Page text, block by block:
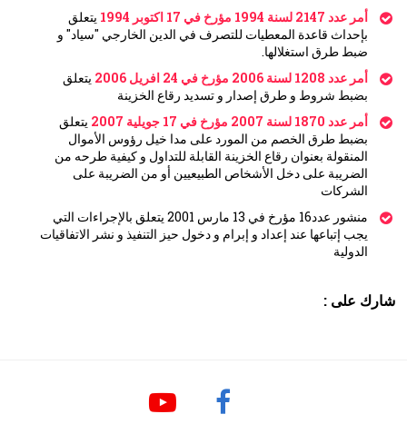
أمر عدد 2147 لسنة 1994 مؤرخ في 17 اكتوبر 1994
يتعلق
بإحداث قاعدة المعطيات للتصرف في الدين الخارجي "سياد" و
ضبط طرق استغلالها.
أمر عدد 1208 لسنة 2006 مؤرخ في 24 افريل 2006
يتعلق
بضبط شروط و طرق إصدار و تسديد رقاع الخزينة
أمر عدد 1870 لسنة 2007 مؤرخ في 17 جويلية 2007
يتعلق
بضبط طرق الخصم من المورد على مدا خيل رؤوس الأموال
المنقولة بعنوان رقاع الخزينة القابلة للتداول و كيفية طرحه من
الضريبة على دخل الأشخاص الطبيعيين أو من الضريبة على
الشركات
منشور عدد16 مؤرخ في 13 مارس 2001 يتعلق بالإجراءات التي
يجب إتباعها عند إعداد و إبرام و دخول حيز التنفيذ و نشر الاتفاقيات
الدولية
شارك على :